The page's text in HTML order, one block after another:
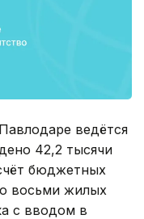
ведётся
42,2 тысячи
бюджетных
восьми жилых
с вводом в